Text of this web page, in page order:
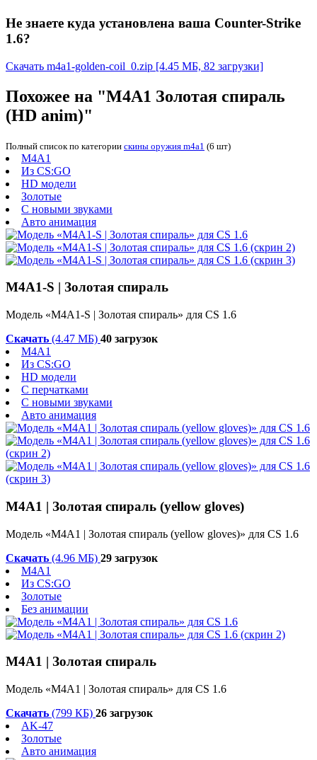
Не знаете куда установлена ваша Counter-Strike
1.6?
Скачать m4a1-golden-coil_0.zip [4.45 МБ, 82 загрузки]
Похожее на "М4А1 Золотая спираль
(HD anim)"
Полный список по категории скины оружия m4a1 (6 шт)
M4A1
Из CS:GO
HD модели
Золотые
С новыми звуками
Авто анимация
M4A1-S | Золотая спираль
Модель «M4A1-S | Золотая спираль» для CS 1.6
Скачать (4.47 МБ) 40 загрузок
M4A1
Из CS:GO
HD модели
С перчатками
С новыми звуками
Авто анимация
M4A1 | Золотая спираль (yellow gloves)
Модель «M4A1 | Золотая спираль (yellow gloves)» для CS 1.6
Скачать (4.96 МБ) 29 загрузок
M4A1
Из CS:GO
Золотые
Без анимации
M4A1 | Золотая спираль
Модель «M4A1 | Золотая спираль» для CS 1.6
Скачать (799 КБ) 26 загрузок
AK-47
Золотые
Авто анимация